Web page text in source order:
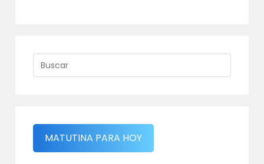
MATUTINA PARA HOY